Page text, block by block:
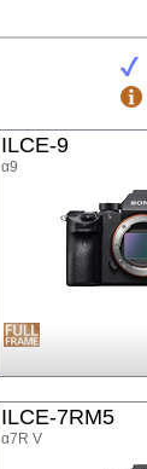
ILCE-9
α9
ILCE-7RM5
α7R V